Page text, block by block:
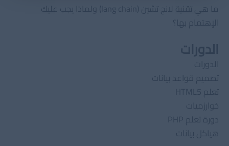
ما هي تقنية لانج تشين (lang chain) ولماذا يجب عليك
الإهتمام بها؟
الدورات
الدورات
تصميم قواعد بيانات
تعلم HTML5
خوارزميات
دورة تعلم PHP
هياكل بيانات